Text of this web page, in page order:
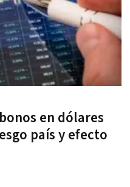
en dólares
país y efecto